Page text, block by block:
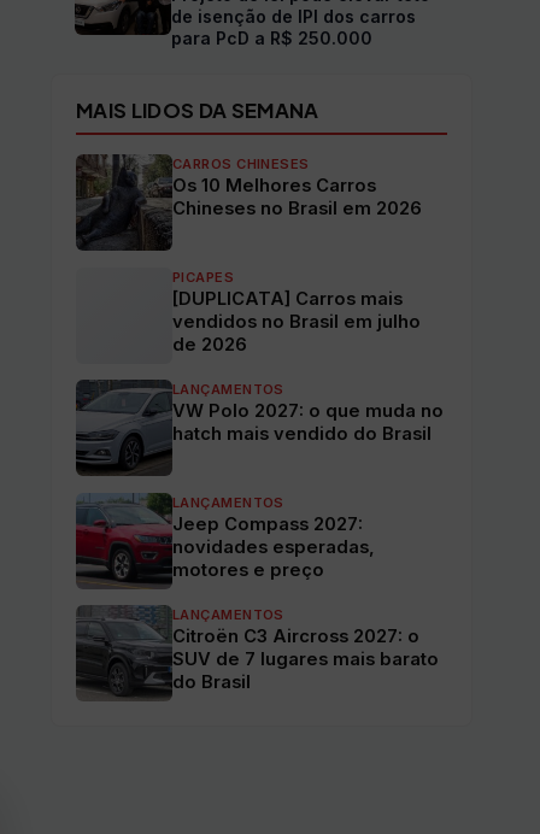
de isenção de IPI dos carros
para PcD a R$ 250.000
MAIS LIDOS DA SEMANA
CARROS CHINESES
Os 10 Melhores Carros
Chineses no Brasil em 2026
PICAPES
[DUPLICATA] Carros mais
vendidos no Brasil em julho
de 2026
LANÇAMENTOS
VW Polo 2027: o que muda no
hatch mais vendido do Brasil
LANÇAMENTOS
Jeep Compass 2027:
novidades esperadas,
motores e preço
LANÇAMENTOS
Citroën C3 Aircross 2027: o
SUV de 7 lugares mais barato
do Brasil